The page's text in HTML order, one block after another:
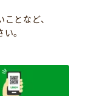
となど、
。